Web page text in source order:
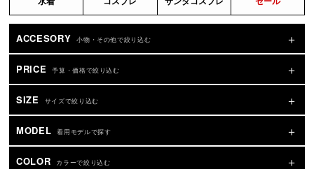
ACCESORY 小物・その他で絞り込む
PRICE 予算・価格で絞り込む
SIZE サイズで絞り込む
MODEL 着用モデルで探す
COLOR カラーで絞り込む